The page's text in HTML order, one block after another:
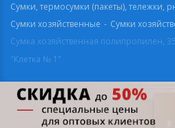
Сумки, термосумки (пакеты), тележки,
Сумки хозяйственные - Сумки
Сумка хозяйственная полипропилен,
"Клетка № 1"